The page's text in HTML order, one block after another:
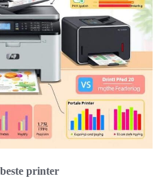
printer